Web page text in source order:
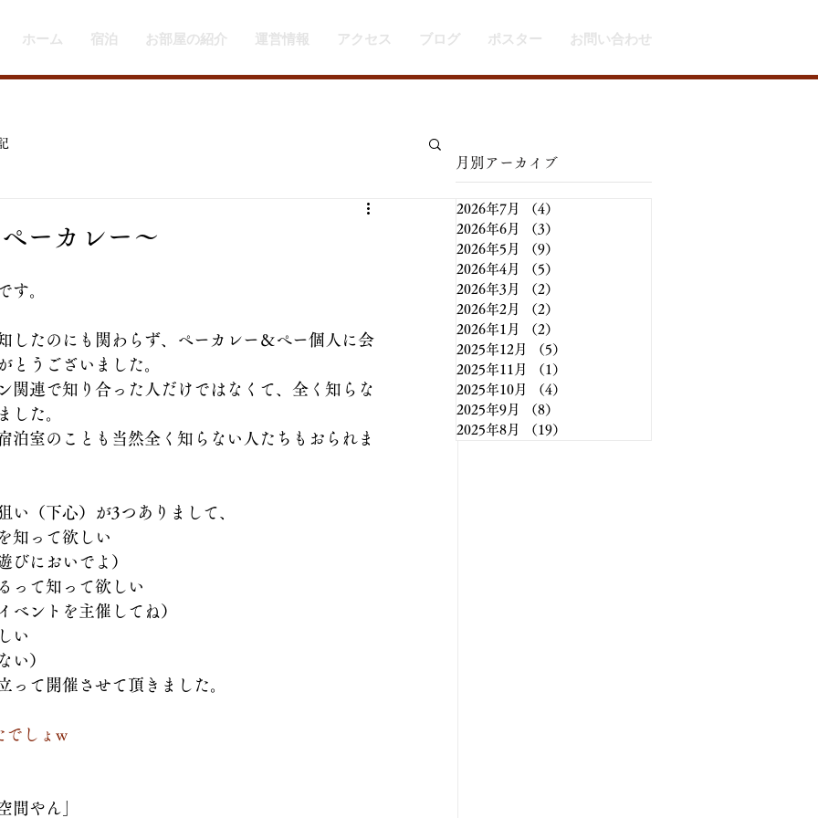
ホーム 宿泊 お部屋の紹介 運営情報 アクセス ブログ ポスター お問い合わせ
ーカレー〜
す。
したのにも関わらず、ペーカレー＆ぺー個人に会
とうございました。
関連で知り合った人だけではなくて、全く知らな
した。
泊室のことも当然全く知らない人たちもおられま
い（下心）が3つありまして、
知って欲しい
びにおいでよ）
って知って欲しい
ベントを主催してね）
い
い）
って開催させて頂きました。
でしょw
間やん」
​月別アーカイブ
2026年7月 （4）
2026年6月
（3）
2026年5月
（9）
2026年4月
（5）
2026年3月
（2）
2026年2月
（2）
2026年1月
（2）
2025年12月
（5）
2025年11月
（1）
2025年10月
（4）
2025年9月
（8）
2025年8月
（19）